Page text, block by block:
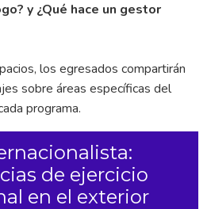
y ¿Qué hace un gestor
los egresados compartirán
sobre áreas específicas del
programa.
de ejercicio
en el exterior